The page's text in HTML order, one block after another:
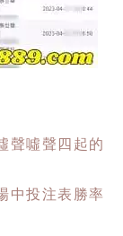
聲噓聲四起的
中投注表勝率